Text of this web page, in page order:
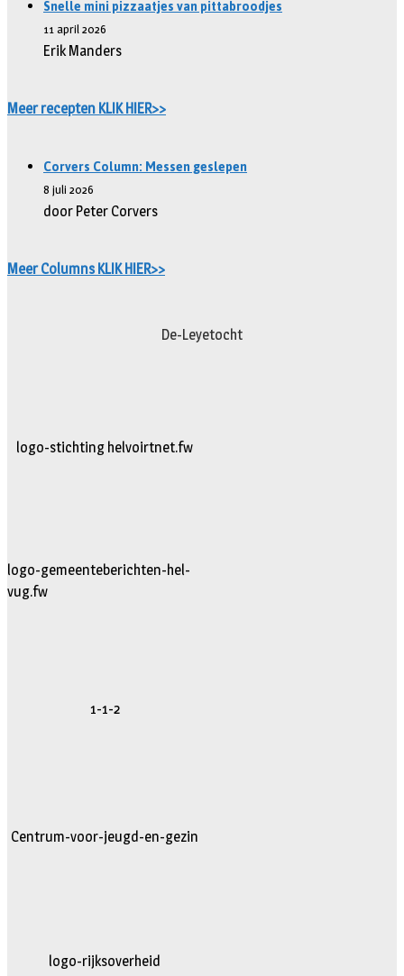
Snelle mini pizzaatjes van pittabroodjes
11 april 2026
Erik Manders
Meer recepten KLIK HIER>>
Corvers Column: Messen geslepen
8 juli 2026
door Peter Corvers
Meer Columns KLIK HIER>>
De-Leyetocht
logo-stichting helvoirtnet.fw
logo-gemeenteberichten-hel-
vug.fw
1-1-2
Centrum-voor-jeugd-en-gezin
logo-rijksoverheid